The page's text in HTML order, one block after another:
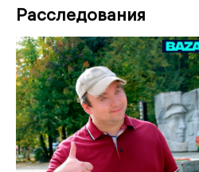
Расследования